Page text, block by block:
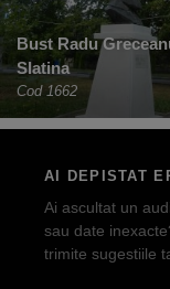
Bust Radu
Slatina
Cod 1662
AI DEPISTAT
Ai ascultat un
sau date
trimite sugestiile